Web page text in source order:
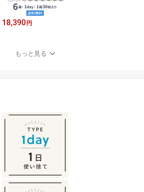
18,390 円
もっと見る